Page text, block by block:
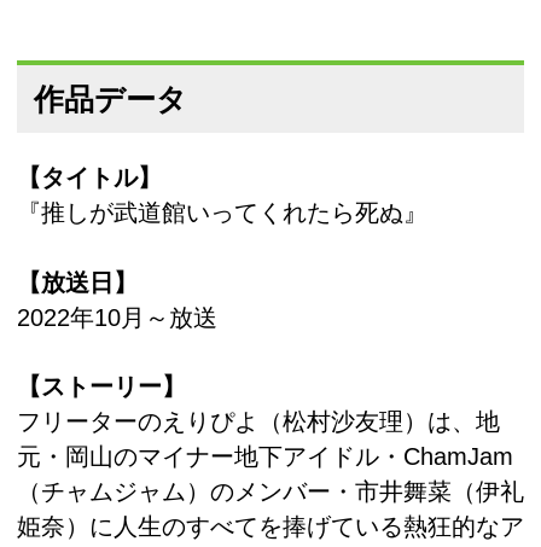
作品データ
【タイトル】
『推しが武道館いってくれたら死ぬ』
【放送日】
2022年10月～放送
【ストーリー】
フリーターのえりぴよ（松村沙友理）は、地
元・岡山のマイナー地下アイドル・ChamJam
（チャムジャム）のメンバー・市井舞菜（伊礼
姫奈）に人生のすべてを捧げている熱狂的なア